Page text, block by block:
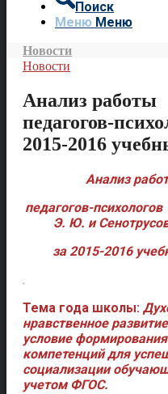
Поиск
Меню Меню
Новости
Новости
Анализ работы
педагогов-
2015-2016
Анализ
педагогов-
Э. Ю. и
за 2015-2016
.
Тема года школы:
нравственное
условие
компетенций для
социализации
учетом ФГОС.